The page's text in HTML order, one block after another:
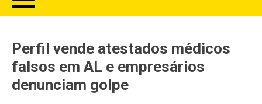
Perfil vende atestados médicos
falsos em AL e empresários
denunciam golpe